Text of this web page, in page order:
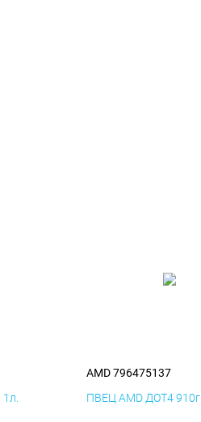
AMD 796475137
ПВЕЦ AMD ДОТ4 910г